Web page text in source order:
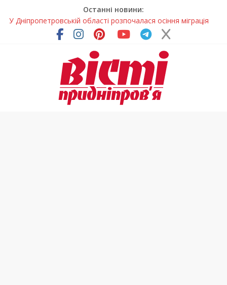
Останні новини:
У Дніпропетровській області розпочалася осіння міграція
На Дніпропетровщині вводять сезонну заборону на вилов
Петриківський розпис у всій красі: нова виставка відкрилася
на Дніпропетровщині
У Дніпрі на три місяці можуть обмежити рух на Вокзальній